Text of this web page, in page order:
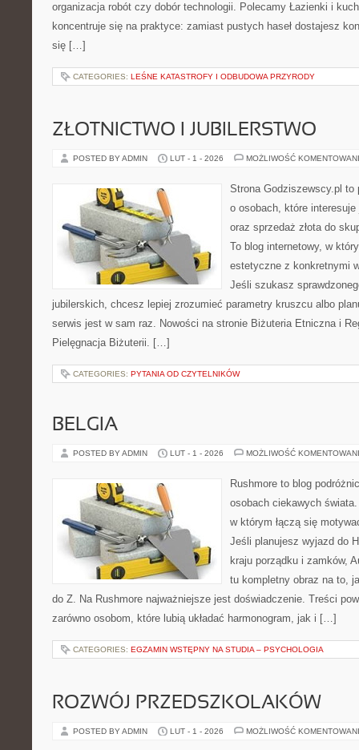
organizacja robót czy dobór technologii. Polecamy Łazienki i
koncentruje się na praktyce: zamiast pustych haseł dostajesz
się […]
CATEGORIES: LEŚNE KATASTROFY I ODBUDOWA PRZYRODY
ZŁOTNICTWO I JUBILERSTWO
POSTED BY ADMIN LUT - 1 - 2026 MOŻLIWOŚĆ
Strona Godziszewscy.pl
o osobach, które
oraz sprzedaż złota do
To blog internetowy, w
estetyczne z konkretnymi
Jeśli szukasz
jubilerskich, chcesz lepiej zrozumieć parametry kruszcu albo
serwis jest w sam raz. Nowości na stronie Biżuteria Etniczna i
Pielęgnacja Biżuterii. […]
CATEGORIES: PYTANIA OD CZYTELNIKÓW
BELGIA
POSTED BY ADMIN LUT - 1 - 2026 MOŻLIWOŚĆ
Rushmore to blog
osobach ciekawych
w którym łączą się
Jeśli planujesz wyjazd do
kraju porządku i zamków,
tu kompletny obraz na to,
do Z. Na Rushmore najważniejsze jest doświadczenie. Treści
zarówno osobom, które lubią układać harmonogram, jak i […]
CATEGORIES: EGZAMIN WSTĘPNY NA STUDIA – PSYCHOLOGIA
ROZWÓJ PRZEDSZKOLAKÓW
POSTED BY ADMIN LUT - 1 - 2026 MOŻLIWOŚĆ